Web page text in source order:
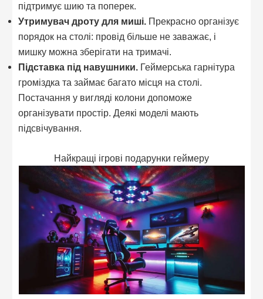
підтримує шию та поперек.
Утримувач дроту для миші. Прекрасно організує
порядок на столі: провід більше не заважає, і
мишку можна зберігати на тримачі.
Підставка під навушники. Геймерська гарнітура
громіздка та займає багато місця на столі.
Постачання у вигляді колони допоможе
організувати простір. Деякі моделі мають
підсвічування.
Найкращі ігрові подарунки геймеру